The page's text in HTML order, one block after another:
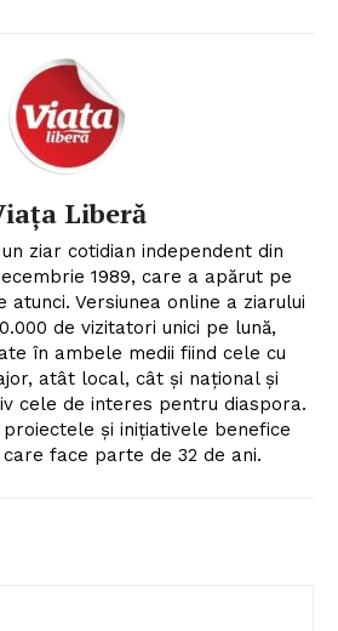
Liberă
ziar cotidian independent din
1989, care a apărut pe
Versiunea online a ziarului
de vizitatori unici pe lună,
în ambele medii fiind cele cu
atât local, cât şi naţional şi
cele de interes pentru diaspora.
şi iniţiativele benefice
face parte de 32 de ani.